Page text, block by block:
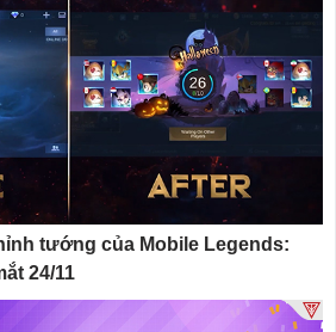
tướng của Mobile Legends:
24/11